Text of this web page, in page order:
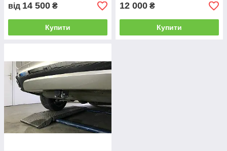
від 14 500 ₴
Купити
12 000 ₴
Купити